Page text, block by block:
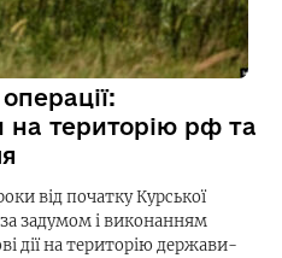
на територію рф та
від початку Курської
задумом і виконанням
дії на територію держави-